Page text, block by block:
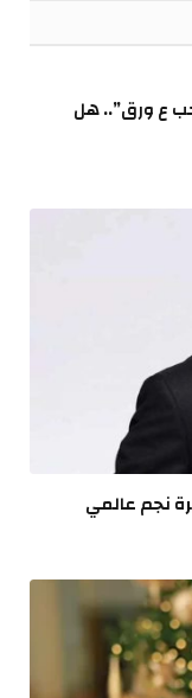
مسلسل “حب ع ورق”.. هل
نجم عالمي